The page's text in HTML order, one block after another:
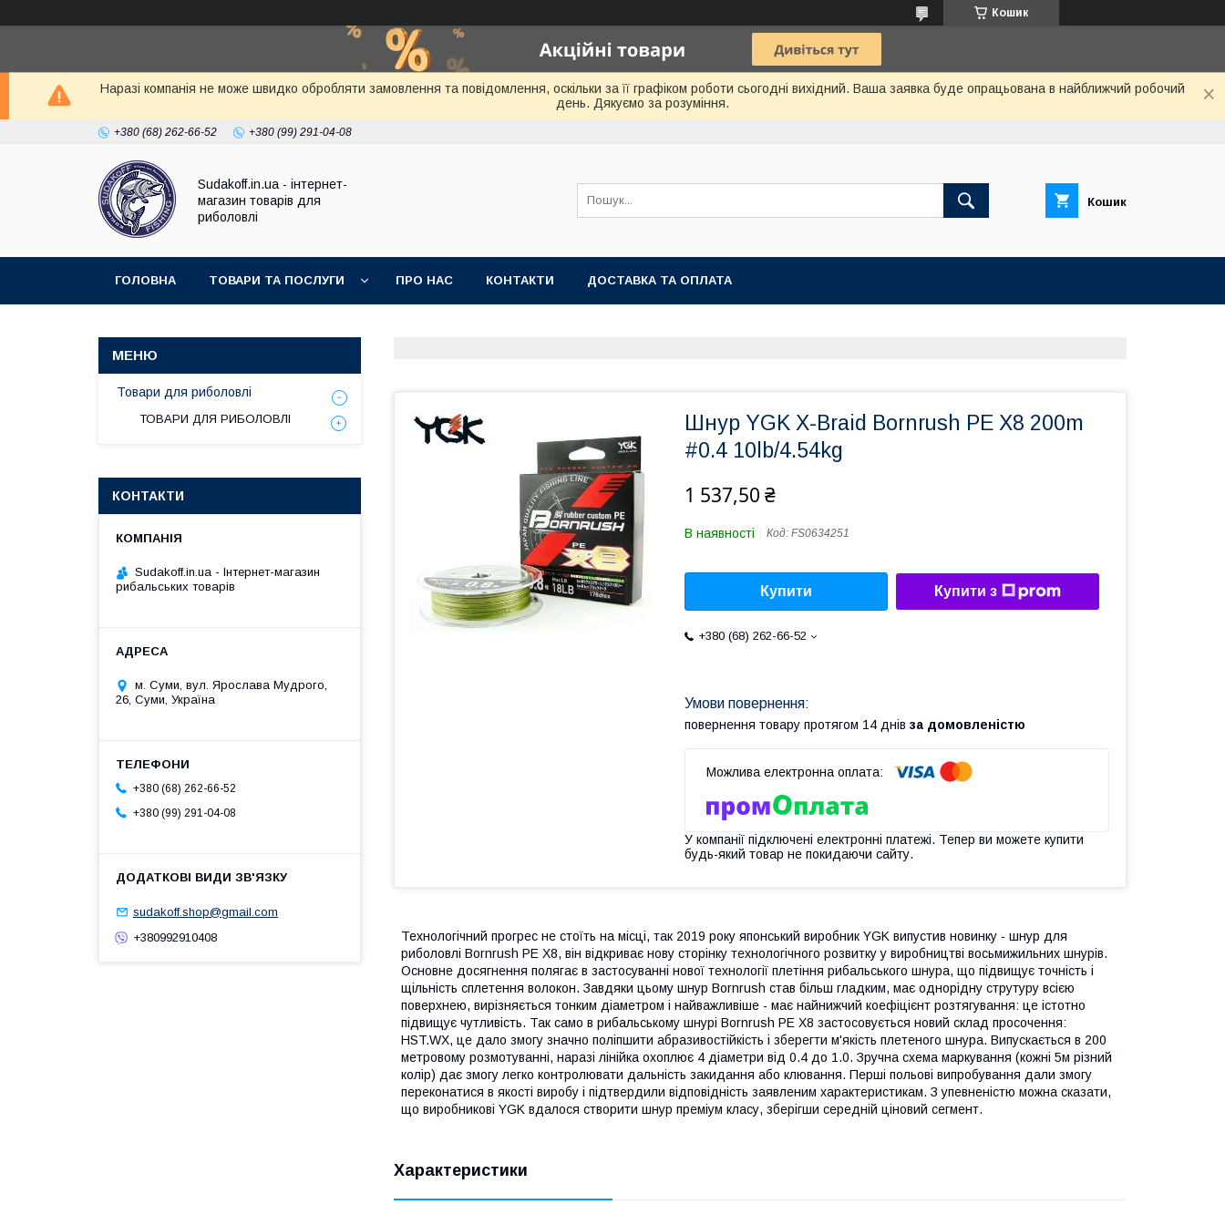
Кошик
Наразі компанія не може швидко обробляти замовлення та повідомлення, оскільки за її графіком роботи сьогодні вихідний. Ваша заявка буде опрацьована в найближчий робочий
день. Дякуємо за розуміння.
+380 (68) 262-66-52 +380 (99) 291-04-08
Sudakoff.in.ua - інтернет-
магазин товарів для
риболовлі
Кошик
ГОЛОВНА ТОВАРИ ТА ПОСЛУГИ ПРО НАС КОНТАКТИ ДОСТАВКА ТА ОПЛАТА
Шнур YGK X-Braid Bornrush PE X8 200m
#0.4 10lb/4.54kg
1 537,50 ₴
В наявності Код: FS0634251
Купити Купити з
+380 (68) 262-66-52
повернення товару протягом 14 днів за домовленістю
У компанії підключені електронні платежі. Тепер ви можете купити
будь-який товар не покидаючи сайту.
Технологічний прогрес не стоїть на місці, так 2019 року японський виробник YGK випустив новинку - шнур для
риболовлі Bornrush PE X8, він відкриває нову сторінку технологічного розвитку у виробництві восьмижильних шнурів.
Основне досягнення полягає в застосуванні нової технології плетіння рибальського шнура, що підвищує точність і
щільність сплетення волокон. Завдяки цьому шнур Bornrush став більш гладким, має однорідну струтуру всією
поверхнею, вирізняється тонким діаметром і найважливіше - має найнижчий коефіцієнт розтягування: це істотно
підвищує чутливість. Так само в рибальському шнурі Bornrush PE X8 застосовується новий склад просочення:
HST.WX, це дало змогу значно поліпшити абразивостійкість і зберегти м'якість плетеного шнура. Випускається в 200
метровому розмотуванні, наразі лінійка охоплює 4 діаметри від 0.4 до 1.0. Зручна схема маркування (кожні 5м різний
колір) дає змогу легко контролювати дальність закидання або клювання. Перші польові випробування дали змогу
переконатися в якості виробу і підтвердили відповідність заявленим характеристикам. З упевненістю можна сказати,
що виробникові YGK вдалося створити шнур преміум класу, зберігши середній ціновий сегмент.
Характеристики
Товари для риболовлі
ТОВАРИ ДЛЯ РИБОЛОВЛІ
КОНТАКТИ
Sudakoff.in.ua - Інтернет-магазин
рибальських товарів
м. Суми, вул. Ярослава Мудрого,
26, Суми, Україна
+380 (68) 262-66-52
+380 (99) 291-04-08
sudakoff.shop@gmail.com
+380992910408